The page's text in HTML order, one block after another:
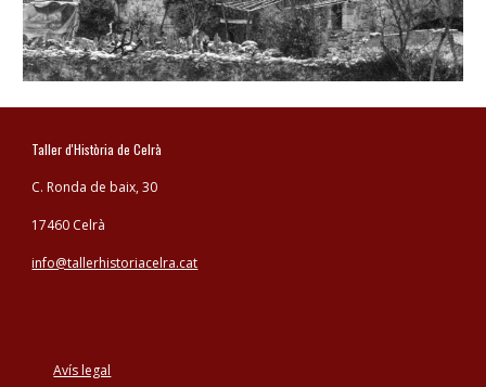
Taller d'Història de Celrà
C. Ronda de baix, 30
17460 Celrà
info@tallerhistoriacelra.cat
Avís legal